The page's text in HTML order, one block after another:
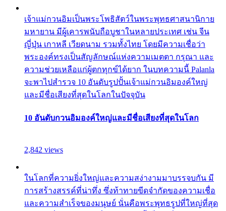
เจ้าแม่กวนอิมเป็นพระโพธิสัตว์ในพระพุทธศาสนานิกาย
มหายาน มีผู้เคารพนับถือบูชาในหลายประเทศ เช่น จีน
ญี่ปุ่น เกาหลี เวียดนาม รวมทั้งไทย โดยมีความเชื่อว่า
พระองค์ทรงเป็นสัญลักษณ์แห่งความเมตตา กรุณา และ
ความช่วยเหลือแก่ผู้ตกทุกข์ได้ยาก ในบทความนี้ Palanla
จะพาไปสำรวจ 10 อันดับรูปปั้นเจ้าแม่กวนอิมองค์ใหญ่
และมีชื่อเสียงที่สุดในโลกในปัจจุบัน
10 อันดับกวนอิมองค์ใหญ่และมีชื่อเสียงที่สุดในโลก
2,842 views
ในโลกที่ความยิ่งใหญ่และความสง่างามมาบรรจบกัน มี
การสร้างสรรค์ที่น่าทึ่ง ซึ่งท้าทายขีดจำกัดของความเชื่อ
และความสำเร็จของมนุษย์ นั่นคือพระพุทธรูปที่ใหญ่ที่สุด